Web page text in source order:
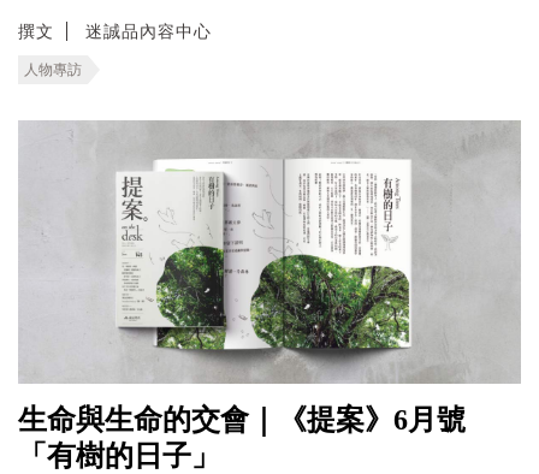
撰文 迷誠品內容中心
人物專訪
生命與生命的交會｜《提案》6月號
「有樹的日子」